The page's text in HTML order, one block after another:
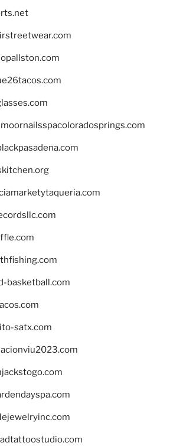
basketball.com
satx.com